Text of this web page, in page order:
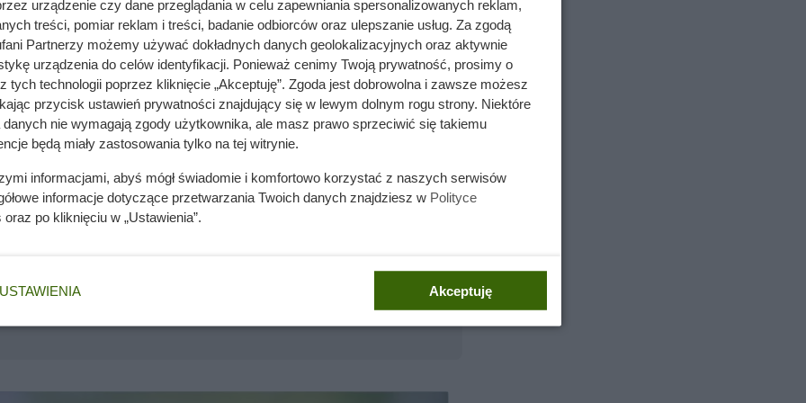
. Ma delikatną konsystencję i łagodny, neutralny smak, dzięki
czy pieczenia, będąc wygodnym wyborem do codziennej kuchni.
promocji1+1 gratisprzy zakupie dwóch sztuk drugą dostajesz bez
zł. Żeby skorzystać z tej oferty, trzeba wziąć dwie sztuki — przy
za 1 opakowanie.
Ten superowoc wyrośnie tuż pod Twoim nosem
wchodzi do domów. Polacy nie wiedzą, jak reagować
urządzenie czy dane przeglądania w celu zapewniania spersonalizowanych reklam,
treści, pomiar reklam i treści, badanie odbiorców oraz ulepszanie usług. Za zgodą
Partnerzy możemy używać dokładnych danych geolokalizacyjnych oraz aktywnie
urządzenia do celów identyfikacji. Ponieważ cenimy Twoją prywatność, prosimy o
tych technologii poprzez kliknięcie „Akceptuję”. Zgoda jest dobrowolna i zawsze możesz
przycisk ustawień prywatności znajdujący się w lewym dolnym rogu strony. Niektóre
danych nie wymagają zgody użytkownika, ale masz prawo sprzeciwić się takiemu
będą miały zastosowania tylko na tej witrynie.
informacjami, abyś mógł świadomie i komfortowo korzystać z naszych serwisów
informacje dotyczące przetwarzania Twoich danych znajdziesz w Polityce
oraz po kliknięciu w „Ustawienia”.
USTAWIENIA Akceptuję